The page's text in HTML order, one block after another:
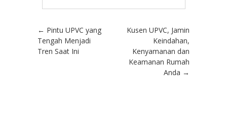
Post navigation
← Pintu UPVC yang
Tengah Menjadi
Tren Saat Ini
Kusen UPVC, Jamin
Keindahan,
Kenyamanan dan
Keamanan Rumah
Anda →